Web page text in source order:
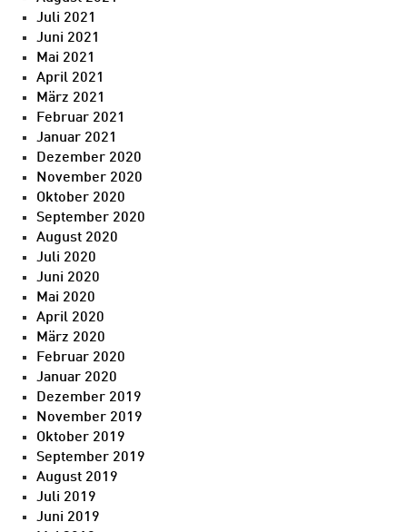
Juli 2021
Juni 2021
Mai 2021
April 2021
März 2021
Februar 2021
Januar 2021
Dezember 2020
November 2020
Oktober 2020
September 2020
August 2020
Juli 2020
Juni 2020
Mai 2020
April 2020
März 2020
Februar 2020
Januar 2020
Dezember 2019
November 2019
Oktober 2019
September 2019
August 2019
Juli 2019
Juni 2019